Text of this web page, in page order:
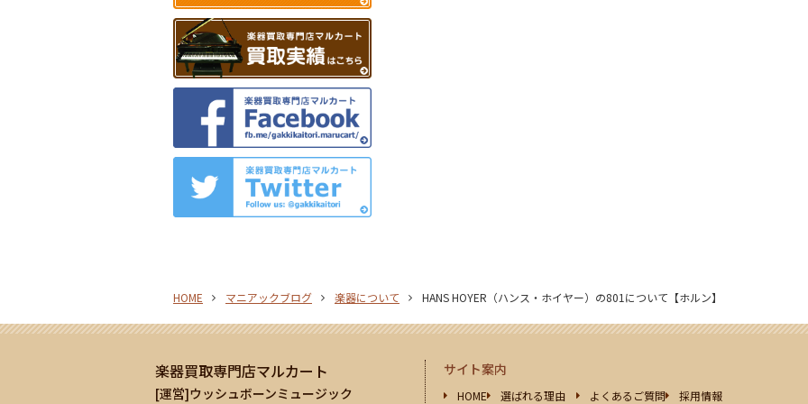
HOME マニアックブログ 楽器について HANS HOYER（ハンス・ホイヤー）の801について【ホルン】
楽器買取専門店マルカート
[運営]ウッシュボーンミュージック
サイト案内
HOME 選ばれる理由 よくあるご質問 採用情報